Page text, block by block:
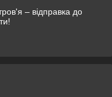
– відправка до